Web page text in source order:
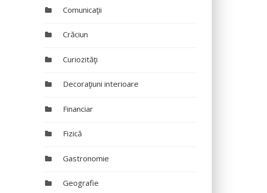
Comunicaţii
Crăciun
Curiozităţi
Decoraţiuni interioare
Financiar
Fizică
Gastronomie
Geografie